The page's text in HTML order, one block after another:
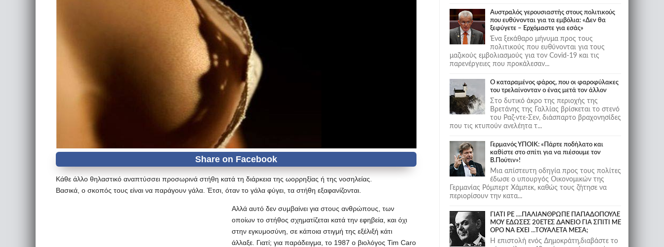
Κάθε άλλο θηλαστικό αναπτύσσει προσωρινά στήθη κατά τη διάρκεια της ωορρηξίας ή της νοσηλείας.
Βασικά, ο σκοπός τους είναι να παράγουν γάλα. Έτσι, όταν το γάλα φύγει, τα στήθη εξαφανίζονται.
Αλλά αυτό δεν συμβαίνει για στους ανθρώπους, των
οποίων το στήθος σχηματίζεται κατά την εφηβεία, και όχι
στην εγκυμοσύνη, σε κάποια στιγμή της εξέλιξή κάτι
άλλαξε. Γιατί; για παράδειγμα, το 1987 ο βιολόγος Tim Caro
Αυστραλός γερουσιαστής στους πολιτικούς
που ευθύνονται για τα εμβόλια: «Δεν θα
ξεφύγετε – Ερχόμαστε για εσάς»
Ένα ξεκάθαρο μήνυμα προς τους
πολιτικούς που ευθύνονται για τους
μαζικούς εμβολιασμούς για τον Covid-19 και τις
παρενέργειες που προκάλεσαν...
Ο καταραμένος φάρος, που οι φαροφύλακες
του τρελαίνονταν ο ένας μετά τον άλλον
Στο δυτικό άκρο της περιοχής της
Βρετάνης της Γαλλίας βρίσκεται το στενό
του Ραζ-ντε-Σεν, διάσπαρτο βραχονησίδες
που τις κτυπούν ανελέητα τ...
Γερμανός ΥΠΟΙΚ: «Πάρτε ποδήλατο και
καθίστε στο σπίτι για να πιέσουμε τον
Β.Πούτιν»!
Μια απίστευτη οδηγία προς τους πολίτες
έδωσε ο υπουργός Οικονομικών της
Γερμανίας Ρόμπερτ Χάμπεκ, καθώς τους ζήτησε να
περιορίσουν την κατα...
ΓΙΑΤΙ ΡΕ ....ΠΑΛΙΑΝΘΡΩΠΕ ΠΑΠΑΔΟΠΟΥΛΕ
ΜΟΥ ΕΔΩΣΕΣ 20ΕΤΕΣ ΔΑΝΕΙΟ ΓΙΑ ΣΠΙΤΙ ΜΕ
ΟΡΟ ΝΑ ΕΧΕΙ ...ΤΟΥΑΛΕΤΑ ΜΕΣΑ;
Η επιστολή ενός Δημοκράτη,διαβάστε το